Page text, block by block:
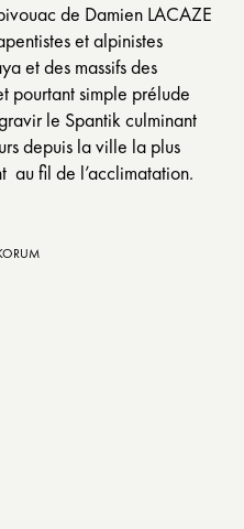
de Damien LACAZE
et alpinistes
et des massifs des
pourtant simple prélude
le Spantik culminant
depuis la ville la plus
au fil de l’acclimatation.